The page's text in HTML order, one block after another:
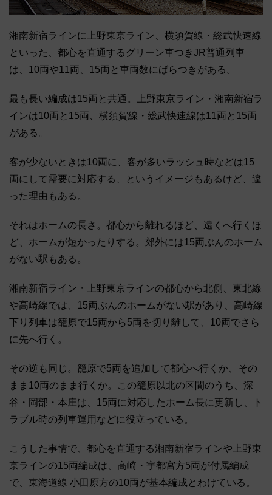
湘南新宿ラインに上野東京ライン、横須賀線・総武快速線
といった、都心を直通するグリーン車つきJR普通列車
は、10両や11両、15両と車両数にばらつきがある。
最も長い編成は15両と共通。上野東京ライン・湘南新宿ラ
インは10両と15両、横須賀線・総武快速線は11両と15両
がある。
客が少ないときは10両に、客が多いラッシュ時などは15
両にして需要に対応する、というイメージもあるけど、違
った理由もある。
それはホームの長さ。都心から離れるほど、遠くへ行くほ
ど、ホームが短かったりする。郊外には15両ぶんのホーム
がない駅もある。
湘南新宿ライン・上野東京ラインの都心から北側、東北線
や高崎線では、15両ぶんのホームがない駅があり、高崎線
下り列車は籠原で15両から5両を切り離して、10両でさら
に先へ行く。
その逆も同じ。籠原で5両を追加して都心へ行くか、その
まま10両のまま行くか。この籠原以北の区間のうち、深
谷・岡部・本庄は、15両に対応したホーム長に更新し、ト
ラブル時の列車運用などに役立っている。
こうした事情で、都心を直通する湘南新宿ラインや上野東
京ラインの15両編成は、高崎・宇都宮方5両が付属編成
で、東海道線 小田原方の10両が基本編成とわけている。